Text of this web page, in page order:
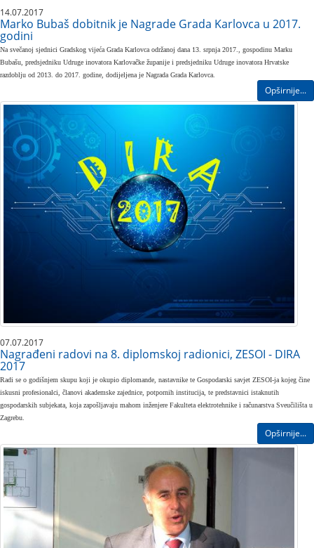
14.07.2017
Marko Bubaš dobitnik je Nagrade Grada Karlovca u 2017.
godini
Na svečanoj sjednici Gradskog vijeća Grada Karlovca održanoj dana 13. srpnja 2017., gospodinu Marku
Bubašu, predsjedniku Udruge inovatora Karlovačke županije i predsjedniku Udruge inovatora Hrvatske
razdoblju od 2013. do 2017. godine, dodijeljena je Nagrada Grada Karlovca.
Opširnije...
07.07.2017
Nagrađeni radovi na 8. diplomskoj radionici, ZESOI - DIRA
2017
Radi se o godišnjem skupu koji je okupio diplomande, nastavnike te Gospodarski savjet ZESOI-ja kojeg čine
iskusni profesionalci, članovi akademske zajednice, potpornih institucija, te predstavnici istaknutih
gospodarskih subjekata, koja zapošljavaju mahom inženjere Fakulteta elektrotehnike i računarstva Sveučilišta u
Zagrebu.
Opširnije...